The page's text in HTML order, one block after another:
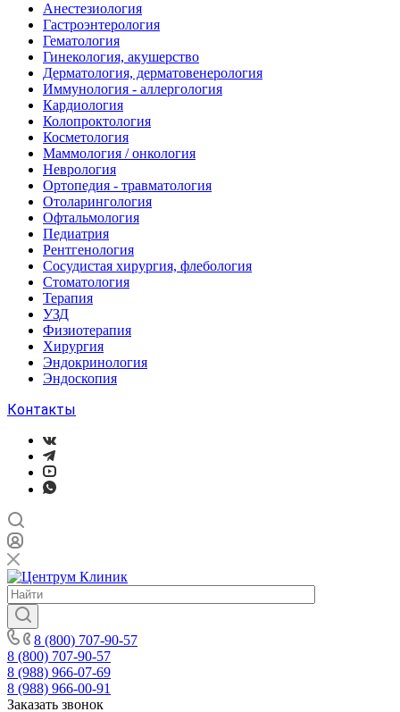
Анестезиология
Гастроэнтерология
Гематология
Гинекология, акушерство
Дерматология, дерматовенерология
Иммунология - аллергология
Кардиология
Колопроктология
Косметология
Маммология / онкология
Неврология
Ортопедия - травматология
Отоларингология
Офтальмология
Педиатрия
Рентгенология
Сосудистая хирургия, флебология
Стоматология
Терапия
УЗД
Физиотерапия
Хирургия
Эндокринология
Эндоскопия
Контакты
8 (800) 707-90-57
8 (800) 707-90-57
8 (988) 966-07-69
8 (988) 966-00-91
Заказать звонок